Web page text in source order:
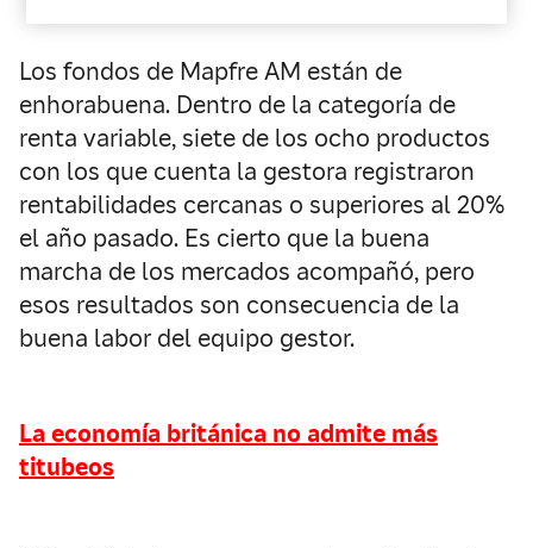
Los fondos de Mapfre AM están de
enhorabuena. Dentro de la categoría de
renta variable, siete de los ocho productos
con los que cuenta la gestora registraron
rentabilidades cercanas o superiores al 20%
el año pasado. Es cierto que la buena
marcha de los mercados acompañó, pero
esos resultados son consecuencia de la
buena labor del equipo gestor.
La economía británica no admite más
titubeos